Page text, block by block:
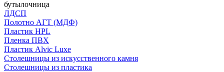
бутылочница
ЛДСП
Полотно АГТ (МДФ)
Пластик HPL
Пленка ПВХ
Пластик Alvic Luxe
Столешницы из искусственного камня
Столешницы из пластика